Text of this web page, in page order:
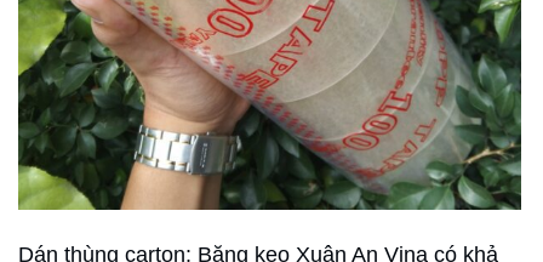
Dán thùng carton: Băng keo Xuân An Vina có khả